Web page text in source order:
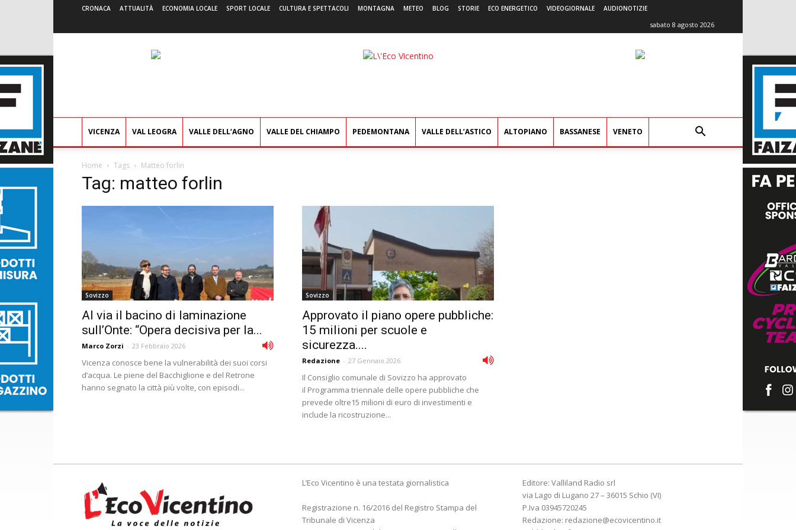
CRONACA ATTUALITÀ ECONOMIA LOCALE SPORT LOCALE CULTURA E SPETTACOLI MONTAGNA METEO BLOG STORIE ECO ENERGETICO VIDEOGIORNALE AUDIONOTIZIE
sabato 8 agosto 2026
L'Eco
VICENZA VAL LEOGRA VALLE DELL’AGNO VALLE DEL CHIAMPO PEDEMONTANA VALLE DELL’ASTICO ALTOPIANO BASSANESE VENETO
Home Tags Matteo forlin
Tag: matteo forlin
Sovizzo
Al via il bacino di laminazione
sull’Onte: “Opera decisiva per la...
Marco Zorzi - 23 Febbraio 2026
Vicenza conosce bene la vulnerabilità dei suoi corsi
d’acqua. Le piene del Bacchiglione e del Retrone
hanno segnato la città più volte, con episodi...
Sovizzo
Approvato il piano opere pubbliche:
15 milioni per scuole e
sicurezza....
Redazione - 27 Gennaio 2026
Il Consiglio comunale di Sovizzo ha approvato
il Programma triennale delle opere pubbliche che
prevede oltre15 milioni di euro di investimenti e
include la ricostruzione...
L’Eco Vicentino è una testata giornalistica
Registrazione n. 16/2016 del Registro Stampa del
Tribunale di Vicenza
Editore: Valliland Radio srl
via Lago di Lugano 27 – 36015 Schio (VI)
P.Iva 03945720245
Redazione: redazione@ecovicentino.it